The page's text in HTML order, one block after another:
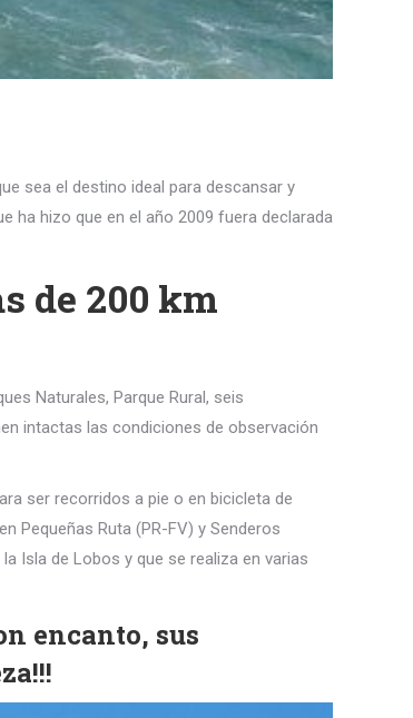
sea el destino ideal para descansar y
ha hizo que en el año 2009 fuera declarada
de 200 km
Naturales, Parque Rural, seis
intactas las condiciones de observación
ser recorridos a pie o en bicicleta de
Pequeñas Ruta (PR-FV) y Senderos
Isla de Lobos y que se realiza en varias
encanto, sus